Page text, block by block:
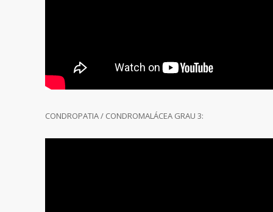
CONDROPATIA / CONDROMALÁCEA GRAU 3: